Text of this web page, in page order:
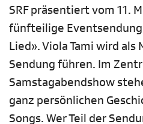
SRF präsentiert vom 11.
fünfteilige Eventsendung
Lied». Viola Tami wird
Sendung führen. Im
Samstagabendshow
ganz persönlichen
Songs. Wer Teil der